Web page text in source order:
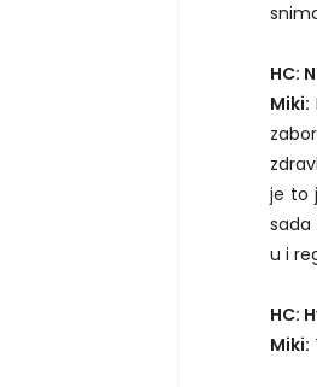
HC:
Miki:
je to
sada
u i
HC:
Miki: